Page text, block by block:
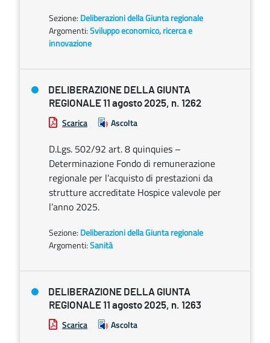
Sezione: Deliberazioni della Giunta regionale
Argomenti:Sviluppo economico, ricerca e
innovazione
DELIBERAZIONE DELLA GIUNTA
REGIONALE 11 agosto 2025, n. 1262
Scarica Ascolta
D.Lgs. 502/92 art. 8 quinquies –
Determinazione Fondo di remunerazione
regionale per l’acquisto di prestazioni da
strutture accreditate Hospice valevole per
l’anno 2025.
Sezione: Deliberazioni della Giunta regionale
Argomenti:Sanità
DELIBERAZIONE DELLA GIUNTA
REGIONALE 11 agosto 2025, n. 1263
Scarica Ascolta